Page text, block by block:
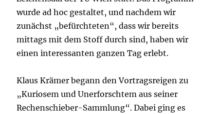
wurde ad hoc gestaltet, und nachdem wir
zunächst „befürchteten“, dass wir bereits
mittags mit dem Stoff durch sind, haben wir
einen interessanten ganzen Tag erlebt.
Klaus Krämer begann den Vortragsreigen zu
„Kuriosem und Unerforschtem aus seiner
Rechenschieber-Sammlung“. Dabei ging es